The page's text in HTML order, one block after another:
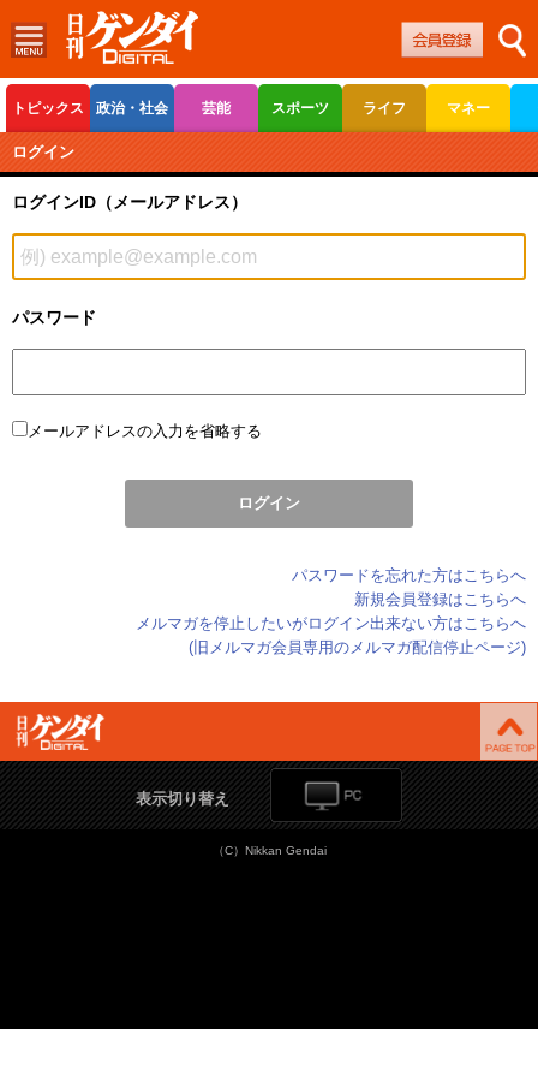
トピックス 政治・社会 芸能 スポーツ ライフ マネー
ボートレース
ログイン
ログインID（メールアドレス）
パスワード
メールアドレスの入力を省略する
パスワードを忘れた方はこちらへ
新規会員登録はこちらへ
メルマガを停止したいがログイン出来ない方はこちらへ
(旧メルマガ会員専用のメルマガ配信停止ページ)
表示切り替え
（C）Nikkan Gendai